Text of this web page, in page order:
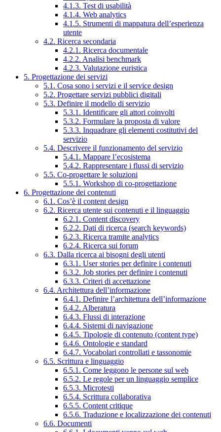
4.1.3. Test di usabilità
4.1.4. Web analytics
4.1.5. Strumenti di mappatura dell’esperienza
utente
4.2. Ricerca secondaria
4.2.1. Ricerca documentale
4.2.2. Analisi benchmark
4.2.3. Valutazione euristica
5. Progettazione dei servizi
5.1. Cosa sono i servizi e il service design
5.2. Progettare servizi pubblici digitali
5.3. Definire il modello di servizio
5.3.1. Identificare gli attori coinvolti
5.3.2. Formulare la proposta di valore
5.3.3. Inquadrare gli elementi costitutivi del
servizio
5.4. Descrivere il funzionamento del servizio
5.4.1. Mappare l’ecosistema
5.4.2. Rappresentare i flussi di servizio
5.5. Co-progettare le soluzioni
5.5.1. Workshop di co-progettazione
6. Progettazione dei contenuti
6.1. Cos’è il content design
6.2. Ricerca utente sui contenuti e il linguaggio
6.2.1. Content discovery
6.2.2. Dati di ricerca (search keywords)
6.2.3. Ricerca tramite analytics
6.2.4. Ricerca sui forum
6.3. Dalla ricerca ai bisogni degli utenti
6.3.1. User stories per definire i contenuti
6.3.2. Job stories per definire i contenuti
6.3.3. Criteri di accettazione
6.4. Architettura dell’informazione
6.4.1. Definire l’architettura dell’informazione
6.4.2. Alberatura
6.4.3. Flussi di interazione
6.4.4. Sistemi di navigazione
6.4.5. Tipologie di contenuto (content type)
6.4.6. Ontologie e standard
6.4.7. Vocabolari controllati e tassonomie
6.5. Scrittura e linguaggio
6.5.1. Come leggono le persone sul web
6.5.2. Le regole per un linguaggio semplice
6.5.3. Microtesti
6.5.4. Scrittura collaborativa
6.5.5. Content critique
6.5.6. Traduzione e localizzazione dei contenuti
6.6. Documenti